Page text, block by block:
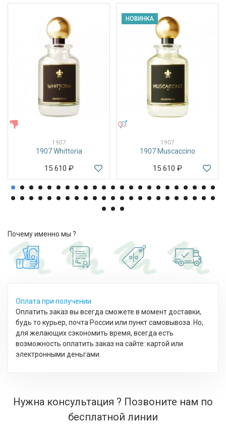
1907
1907 Whittoria
15 610 ₽
НОВИНКА
1907
1907 Muscaccino
15 610 ₽
Почему именно мы ?
Оплата при получении
Оплатить заказ вы всегда сможете в момент доставки,
будь то курьер, почта России или пункт самовывоза. Но,
для желающих сэкономить время, всегда есть
возможность оплатить заказ на сайте: картой или
электронными деньгами.
Нужна консультация ? Позвоните нам по
бесплатной линии